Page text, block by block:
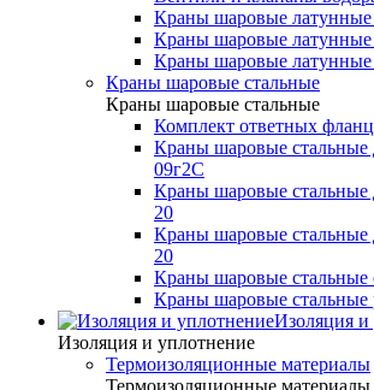
Краны шаровые латунные
Краны шаровые латунные
Краны шаровые латунные
Краны шаровые стальные
Краны шаровые стальные
Комплект ответных
Краны шаровые стальные
09г2С
Краны шаровые стальные
20
Краны шаровые стальные
20
Краны шаровые стальные
Краны шаровые
Изоляция и
Изоляция и уплотнение
Термоизоляционные материалы
Термоизоляционные материалы